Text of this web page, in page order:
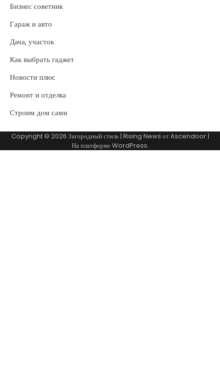
Бизнес советник
Гараж и авто
Дача, участок
Как выбрать гаджет
Новости плюс
Ремонт и отделка
Строим дом сами
Copyright © 2026 Загородный стиль| Rising News отAscendoor|
На платформеWordPress.